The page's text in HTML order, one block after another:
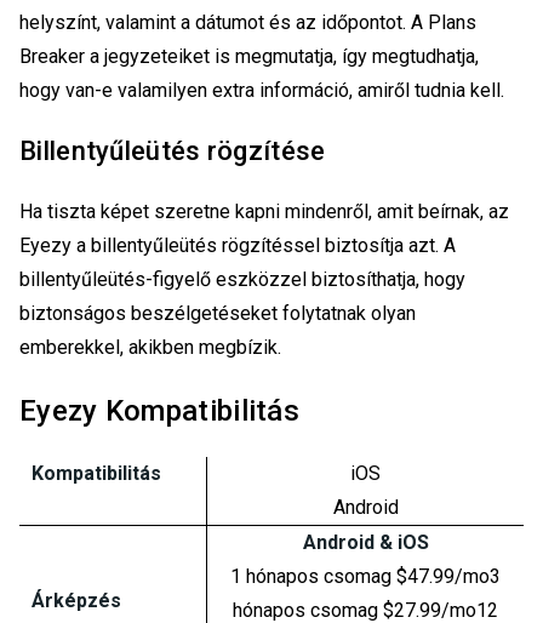
helyszínt, valamint a dátumot és az időpontot. A Plans
Breaker a jegyzeteiket is megmutatja, így megtudhatja,
hogy van-e valamilyen extra információ, amiről tudnia kell.
Billentyűleütés rögzítése
Ha tiszta képet szeretne kapni mindenről, amit beírnak, az
Eyezy a billentyűleütés rögzítéssel biztosítja azt. A
billentyűleütés-figyelő eszközzel biztosíthatja, hogy
biztonságos beszélgetéseket folytatnak olyan
emberekkel, akikben megbízik.
Eyezy Kompatibilitás
Kompatibilitás
iOS
Android
Árképzés
Android & iOS
1 hónapos csomag $47.99/mo3
hónapos csomag $27.99/mo12